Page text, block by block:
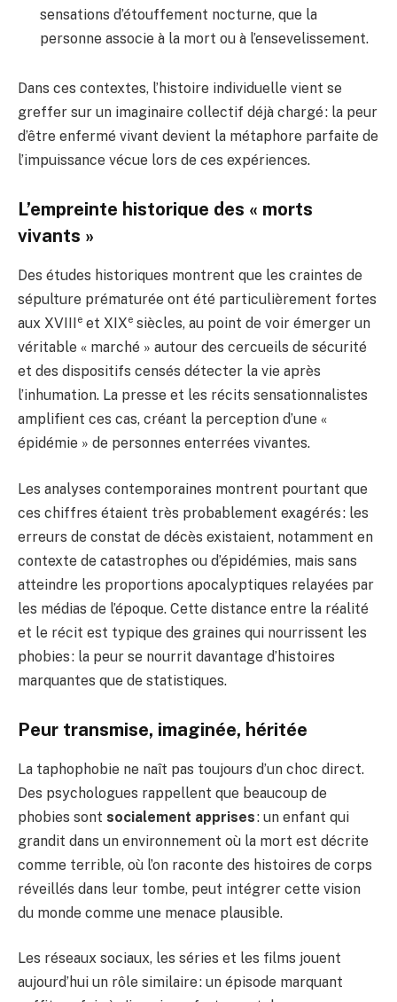
sensations d’étouffement nocturne, que la
personne associe à la mort ou à l’ensevelissement.
Dans ces contextes, l’histoire individuelle vient se
greffer sur un imaginaire collectif déjà chargé : la peur
d’être enfermé vivant devient la métaphore parfaite de
l’impuissance vécue lors de ces expériences.
L’empreinte historique des « morts
vivants »
Des études historiques montrent que les craintes de
sépulture prématurée ont été particulièrement fortes
aux XVIIIe et XIXe siècles, au point de voir émerger un
véritable « marché » autour des cercueils de sécurité
et des dispositifs censés détecter la vie après
l’inhumation. La presse et les récits sensationnalistes
amplifient ces cas, créant la perception d’une «
épidémie » de personnes enterrées vivantes.
Les analyses contemporaines montrent pourtant que
ces chiffres étaient très probablement exagérés : les
erreurs de constat de décès existaient, notamment en
contexte de catastrophes ou d’épidémies, mais sans
atteindre les proportions apocalyptiques relayées par
les médias de l’époque. Cette distance entre la réalité
et le récit est typique des graines qui nourrissent les
phobies : la peur se nourrit davantage d’histoires
marquantes que de statistiques.
Peur transmise, imaginée, héritée
La taphophobie ne naît pas toujours d’un choc direct.
Des psychologues rappellent que beaucoup de
phobies sont socialement apprises: un enfant qui
grandit dans un environnement où la mort est décrite
comme terrible, où l’on raconte des histoires de corps
réveillés dans leur tombe, peut intégrer cette vision
du monde comme une menace plausible.
Les réseaux sociaux, les séries et les films jouent
aujourd’hui un rôle similaire : un épisode marquant